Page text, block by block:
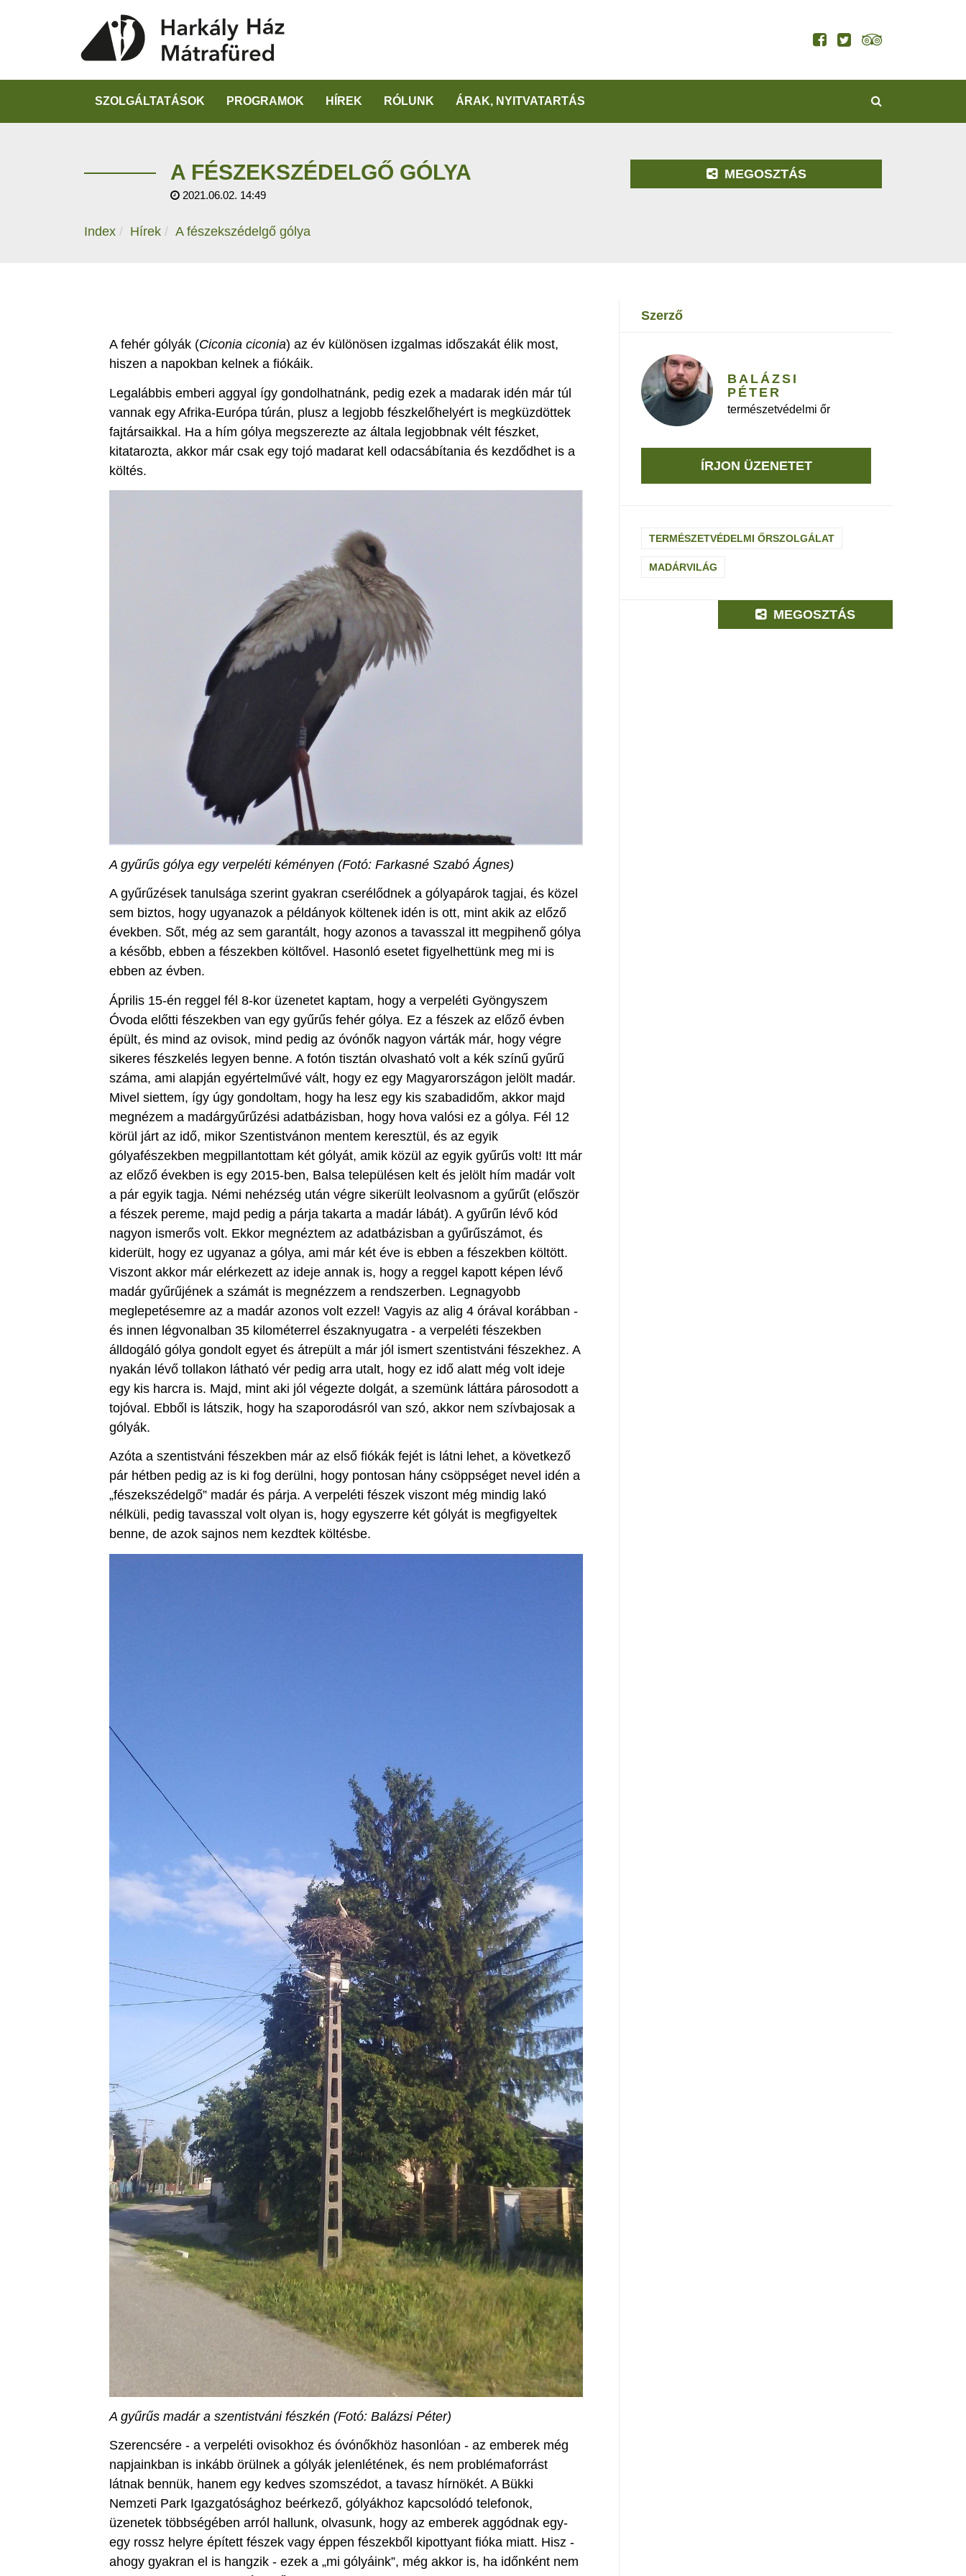
SZOLGÁLTATÁSOK PROGRAMOK HÍREK RÓLUNK ÁRAK, NYITVATARTÁS
A FÉSZEKSZÉDELGŐ GÓLYA
2021.06.02. 14:49
Index Hírek A fészekszédelgő gólya
MEGOSZTÁS
A fehér gólyák (Ciconia ciconia) az év különösen izgalmas időszakát élik most,
hiszen a napokban kelnek a fiókáik.
Legalábbis emberi aggyal így gondolhatnánk, pedig ezek a madarak idén már túl
vannak egy Afrika-Európa túrán, plusz a legjobb fészkelőhelyért is megküzdöttek
fajtársaikkal. Ha a hím gólya megszerezte az általa legjobbnak vélt fészket,
kitatarozta, akkor már csak egy tojó madarat kell odacsábítania és kezdődhet is a
költés.
A gyűrűs gólya egy verpeléti kéményen (Fotó: Farkasné Szabó Ágnes)
A gyűrűzések tanulsága szerint gyakran cserélődnek a gólyapárok tagjai, és közel
sem biztos, hogy ugyanazok a példányok költenek idén is ott, mint akik az előző
években. Sőt, még az sem garantált, hogy azonos a tavasszal itt megpihenő gólya
a később, ebben a fészekben költővel. Hasonló esetet figyelhettünk meg mi is
ebben az évben.
Április 15-én reggel fél 8-kor üzenetet kaptam, hogy a verpeléti Gyöngyszem
Óvoda előtti fészekben van egy gyűrűs fehér gólya. Ez a fészek az előző évben
épült, és mind az ovisok, mind pedig az óvónők nagyon várták már, hogy végre
sikeres fészkelés legyen benne. A fotón tisztán olvasható volt a kék színű gyűrű
száma, ami alapján egyértelművé vált, hogy ez egy Magyarországon jelölt madár.
Mivel siettem, így úgy gondoltam, hogy ha lesz egy kis szabadidőm, akkor majd
megnézem a madárgyűrűzési adatbázisban, hogy hova valósi ez a gólya. Fél 12
körül járt az idő, mikor Szentistvánon mentem keresztül, és az egyik
gólyafészekben megpillantottam két gólyát, amik közül az egyik gyűrűs volt! Itt már
az előző években is egy 2015-ben, Balsa településen kelt és jelölt hím madár volt
a pár egyik tagja. Némi nehézség után végre sikerült leolvasnom a gyűrűt (először
a fészek pereme, majd pedig a párja takarta a madár lábát). A gyűrűn lévő kód
nagyon ismerős volt. Ekkor megnéztem az adatbázisban a gyűrűszámot, és
kiderült, hogy ez ugyanaz a gólya, ami már két éve is ebben a fészekben költött.
Viszont akkor már elérkezett az ideje annak is, hogy a reggel kapott képen lévő
madár gyűrűjének a számát is megnézzem a rendszerben. Legnagyobb
meglepetésemre az a madár azonos volt ezzel! Vagyis az alig 4 órával korábban -
és innen légvonalban 35 kilométerrel északnyugatra - a verpeléti fészekben
álldogáló gólya gondolt egyet és átrepült a már jól ismert szentistváni fészekhez. A
nyakán lévő tollakon látható vér pedig arra utalt, hogy ez idő alatt még volt ideje
egy kis harcra is. Majd, mint aki jól végezte dolgát, a szemünk láttára párosodott a
tojóval. Ebből is látszik, hogy ha szaporodásról van szó, akkor nem szívbajosak a
gólyák.
Azóta a szentistváni fészekben már az első fiókák fejét is látni lehet, a következő
pár hétben pedig az is ki fog derülni, hogy pontosan hány csöppséget nevel idén a
„fészekszédelgő” madár és párja. A verpeléti fészek viszont még mindig lakó
nélküli, pedig tavasszal volt olyan is, hogy egyszerre két gólyát is megfigyeltek
benne, de azok sajnos nem kezdtek költésbe.
A gyűrűs madár a szentistváni fészkén (Fotó: Balázsi Péter)
Szerencsére - a verpeléti ovisokhoz és óvónőkhöz hasonlóan - az emberek még
napjainkban is inkább örülnek a gólyák jelenlétének, és nem problémaforrást
látnak bennük, hanem egy kedves szomszédot, a tavasz hírnökét. A Bükki
Nemzeti Park Igazgatósághoz beérkező, gólyákhoz kapcsolódó telefonok,
üzenetek többségében arról hallunk, olvasunk, hogy az emberek aggódnak egy-
egy rossz helyre épített fészek vagy éppen fészekből kipottyant fióka miatt. Hisz -
ahogy gyakran el is hangzik - ezek a „mi gólyáink”, még akkor is, ha időnként nem
szerző
BALÁZSI
PÉTER
természetvédelmi őr
ÍRJON ÜZENETET
TERMÉSZETVÉDELMI ŐRSZOLGÁLAT
MADÁRVILÁG
MEGOSZTÁS